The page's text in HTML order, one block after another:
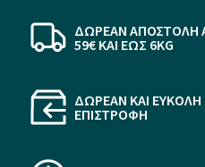
ΔΩΡΕΑΝ ΑΠΟΣΤΟΛΗ
59€ KAI ΕΩΣ 6KG
ΔΩΡΕΑΝ ΚΑΙ ΕΥΚΟΛΗ
ΕΠΙΣΤΡΟΦΗ